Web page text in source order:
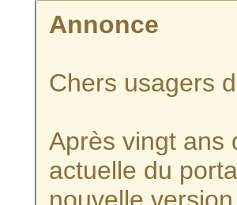
Annonce
Chers usagers
Après vingt ans
actuelle du